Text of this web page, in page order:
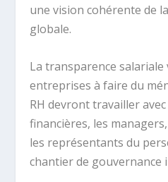
une vision cohérente de
globale.
La transparence salariale
entreprises à faire du
RH devront travailler
financières, les
les représentants du
chantier de gouvernance